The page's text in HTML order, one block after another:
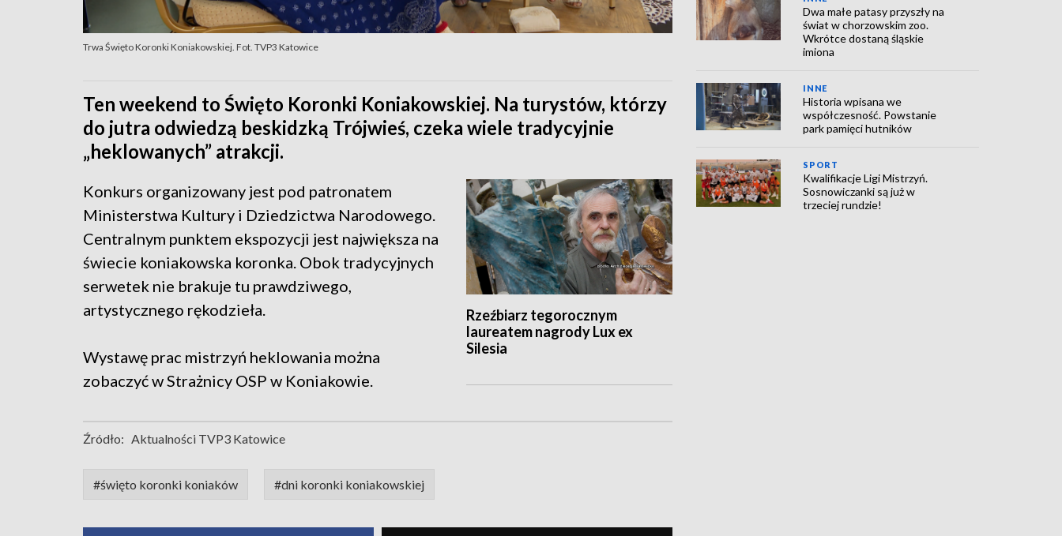
Trwa Święto Koronki Koniakowskiej. Fot. TVP3 Katowice
Ten weekend to Święto Koronki Koniakowskiej. Na turystów, którzy
do jutra odwiedzą beskidzką Trójwieś, czeka wiele tradycyjnie
„heklowanych” atrakcji.
Rzeźbiarz tegorocznym
laureatem nagrody Lux ex
Silesia
Konkurs organizowany jest pod patronatem
Ministerstwa Kultury i Dziedzictwa Narodowego.
Centralnym punktem ekspozycji jest największa na
świecie koniakowska koronka. Obok tradycyjnych
serwetek nie brakuje tu prawdziwego,
artystycznego rękodzieła.
Wystawę prac mistrzyń heklowania można
zobaczyć w Strażnicy OSP w Koniakowie.
Źródło: Aktualności TVP3 Katowice
#święto koronki koniaków #dni koronki koniakowskiej
Dwa małe patasy przyszły na
świat w chorzowskim zoo.
Wkrótce dostaną śląskie
imiona
INNE
Historia wpisana we
współczesność. Powstanie
park pamięci hutników
SPORT
Kwalifikacje Ligi Mistrzyń.
Sosnowiczanki są już w
trzeciej rundzie!